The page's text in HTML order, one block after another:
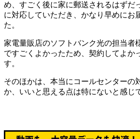
め、すごく後に家に郵送されるはずだ
に対応していただき、かなり早めにお
た。
家電量販店のソフトバンク光の担当者
ですごくよかったため、契約してよか
す。
そのほかは、本当にコールセンターの
か、いいと思える点は特にないと感じ